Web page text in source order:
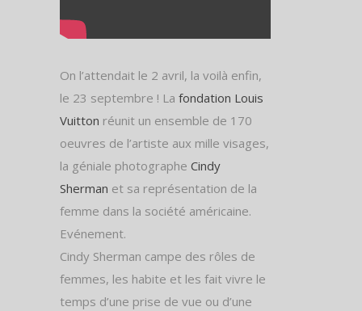
On l’attendait le 2 avril, la voilà enfin,
le 23 septembre ! La fondation Louis
Vuitton réunit un ensemble de 170
oeuvres de l’artiste aux mille visages,
la géniale photographe Cindy
Sherman et sa représentation de la
femme dans la société américaine.
Evénement.
Cindy Sherman campe des rôles de
femmes, les habite et les fait vivre le
temps d’une prise de vue ou d’une